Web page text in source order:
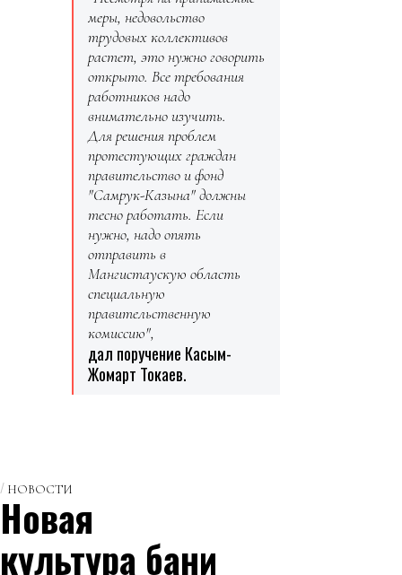
меры, недовольство
трудовых коллективов
растет, это нужно говорить
открыто. Все требования
работников надо
внимательно изучить.
Для решения проблем
протестующих граждан
правительство и фонд
"Самрук-Казына" должны
тесно работать. Если
нужно, надо опять
отправить в
Мангистаускую область
специальную
правительственную
комиссию",
дал поручение Касым-
Жомарт Токаев.
НОВОСТИ
Новая
культура бани